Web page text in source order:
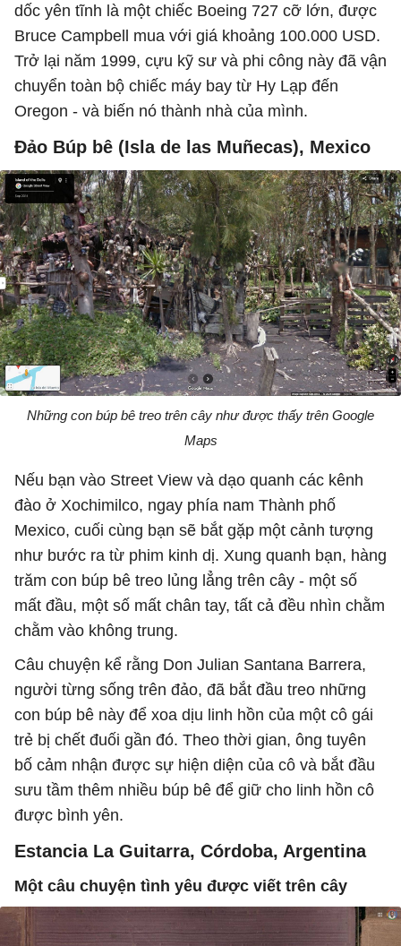
dốc yên tĩnh là một chiếc Boeing 727 cỡ lớn, được
Bruce Campbell mua với giá khoảng 100.000 USD.
Trở lại năm 1999, cựu kỹ sư và phi công này đã vận
chuyển toàn bộ chiếc máy bay từ Hy Lạp đến
Oregon - và biến nó thành nhà của mình.
Đảo Búp bê (Isla de las Muñecas), Mexico
Những con búp bê treo trên cây như được thấy trên Google
Maps
Nếu bạn vào Street View và dạo quanh các kênh
đào ở Xochimilco, ngay phía nam Thành phố
Mexico, cuối cùng bạn sẽ bắt gặp một cảnh tượng
như bước ra từ phim kinh dị. Xung quanh bạn, hàng
trăm con búp bê treo lủng lẳng trên cây - một số
mất đầu, một số mất chân tay, tất cả đều nhìn chằm
chằm vào không trung.
Câu chuyện kể rằng Don Julian Santana Barrera,
người từng sống trên đảo, đã bắt đầu treo những
con búp bê này để xoa dịu linh hồn của một cô gái
trẻ bị chết đuối gần đó. Theo thời gian, ông tuyên
bố cảm nhận được sự hiện diện của cô và bắt đầu
sưu tầm thêm nhiều búp bê để giữ cho linh hồn cô
được bình yên.
Estancia La Guitarra, Córdoba, Argentina
Một câu chuyện tình yêu được viết trên cây